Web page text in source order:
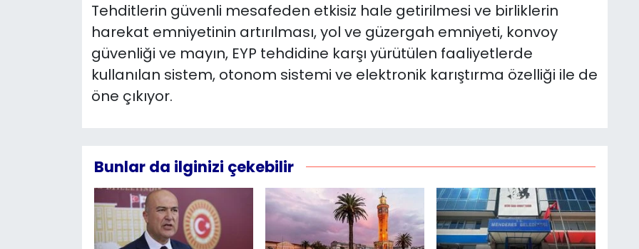
Tehditlerin güvenli mesafeden etkisiz hale getirilmesi ve birliklerin
harekat emniyetinin artırılması, yol ve güzergah emniyeti, konvoy
güvenliği ve mayın, EYP tehdidine karşı yürütülen faaliyetlerde
kullanılan sistem, otonom sistemi ve elektronik karıştırma özelliği ile de
öne çıkıyor.
Bunlar da ilginizi çekebilir